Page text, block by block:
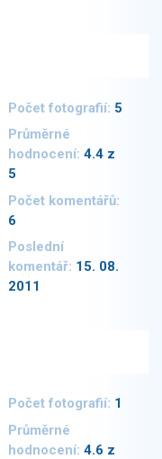
Počet fotografií: 5
Průměrné
hodnocení: 4.4 z
5
Počet komentářů:
6
Poslední
komentář: 15. 08.
2011
Počet fotografií: 1
Průměrné
hodnocení: 4.6 z